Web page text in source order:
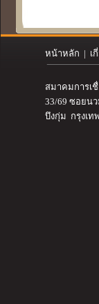
หน้าหลัก | เ
สมาคมการเ
33/69 ซอยน
บึงกุ่ม กรุงเท